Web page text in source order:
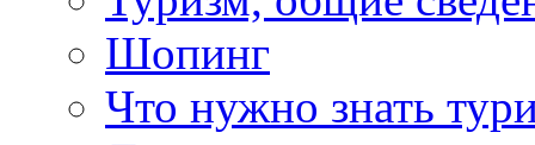
Шопинг
Что нужно знать